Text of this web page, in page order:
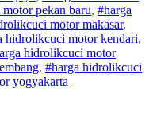
motorpekan baru, #harga
cuci motormakasar,
hidrolikcuci motorkendari,
hidrolikcuci motor
, #harga hidrolikcuci
yogyakarta